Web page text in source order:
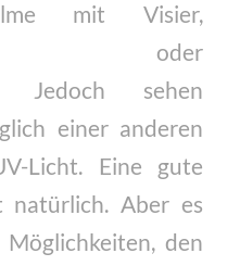
mit Visier,
oder
Jedoch sehen
einer anderen
Licht. Eine gute
natürlich. Aber es
, den